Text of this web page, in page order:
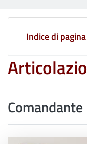
Comandante
Indice di pagina